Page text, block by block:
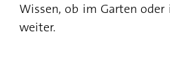
Wissen, ob im Garten oder
weiter.